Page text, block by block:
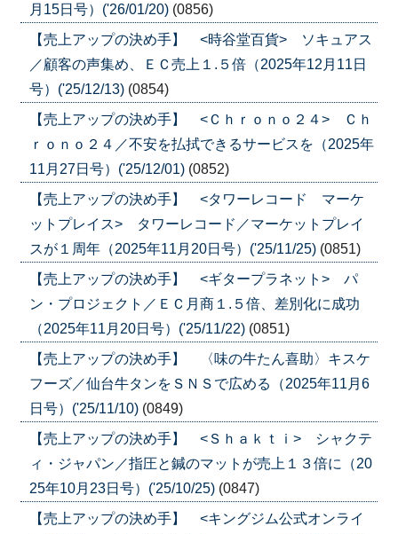
月15日号）('26/01/20) (0856)
【売上アップの決め手】 <時谷堂百貨> ソキュアス
／顧客の声集め、ＥＣ売上１.５倍（2025年12月11日
号）('25/12/13) (0854)
【売上アップの決め手】 <Ｃｈｒｏｎｏ２４> Ｃｈ
ｒｏｎｏ２４／不安を払拭できるサービスを（2025年
11月27日号）('25/12/01) (0852)
【売上アップの決め手】 <タワーレコード マーケ
ットプレイス> タワーレコード／マーケットプレイ
スが１周年（2025年11月20日号）('25/11/25) (0851)
【売上アップの決め手】 <ギタープラネット> パ
ン・プロジェクト／ＥＣ月商１.５倍、差別化に成功
（2025年11月20日号）('25/11/22) (0851)
【売上アップの決め手】 〈味の牛たん喜助〉キスケ
フーズ／仙台牛タンをＳＮＳで広める（2025年11月6
日号）('25/11/10) (0849)
【売上アップの決め手】 <Ｓｈａｋｔｉ> シャクテ
ィ・ジャパン／指圧と鍼のマットが売上１３倍に（20
25年10月23日号）('25/10/25) (0847)
【売上アップの決め手】 <キングジム公式オンライ